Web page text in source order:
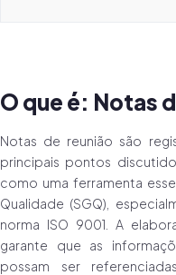
O que é: Notas
Notas de reunião são
principais pontos
como uma ferramenta
Qualidade (SGQ),
norma ISO 9001. A
garante que as
possam ser